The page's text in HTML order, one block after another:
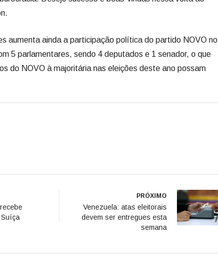
aumenta ainda a participação política do partido NOVO no
5 parlamentares, sendo 4 deputados e 1 senador, o que
do NOVO à majoritária nas eleições deste ano possam
PRÓXIMO
Venezuela: atas eleitorais
devem ser entregues esta
semana